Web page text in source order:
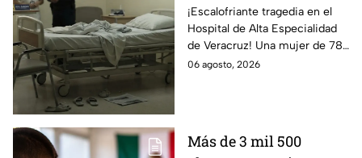
MAT4 a su SUEGRA
durante su visita en
este hospital en
México; así ocurrió
¡Escalofriante tragedia en el
Hospital de Alta Especialidad
de Veracruz! Una mujer de 78
años fallece tras ser
06 agosto, 2026
Más de 3 mil 500